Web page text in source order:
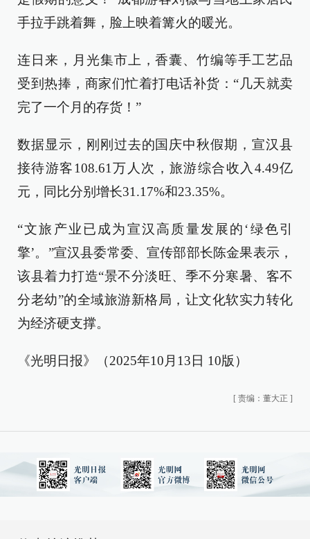
手拉手跳着舞，脸上映着篝火的暖光。
连日来，月光集市上，香囊、竹编等手工艺品
受到热捧，商家们忙着打电话补货：“几天就卖
完了一个月的存货！”
数据显示，刚刚过去的国庆中秋假期，宣汉县
接待游客108.61万人次，旅游综合收入4.49亿
元，同比分别增长31.17%和23.35%。
“文旅产业已成为宣汉高质量发展的‘绿色引
擎’。”宣汉县委常委、宣传部部长陈金果表示，
该县着力打造“景不分淡旺、季不分寒暑、客不
分老幼”的全域旅游新格局，让文化软实力转化
为经济硬支撑。
《光明日报》（2025年10月13日 10版）
[ 责编：董大正 ]